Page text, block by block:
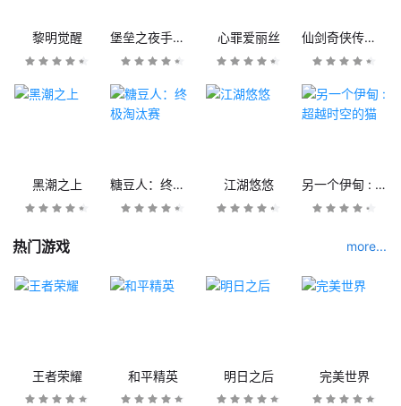
黎明觉醒 堡垒之夜手机版 心罪爱丽丝 仙剑奇侠传九野
黑潮之上 糖豆人：终极淘汰赛 江湖悠悠 另一个伊甸 : 超越时空的猫
热门游戏 more...
王者荣耀 和平精英 明日之后 完美世界